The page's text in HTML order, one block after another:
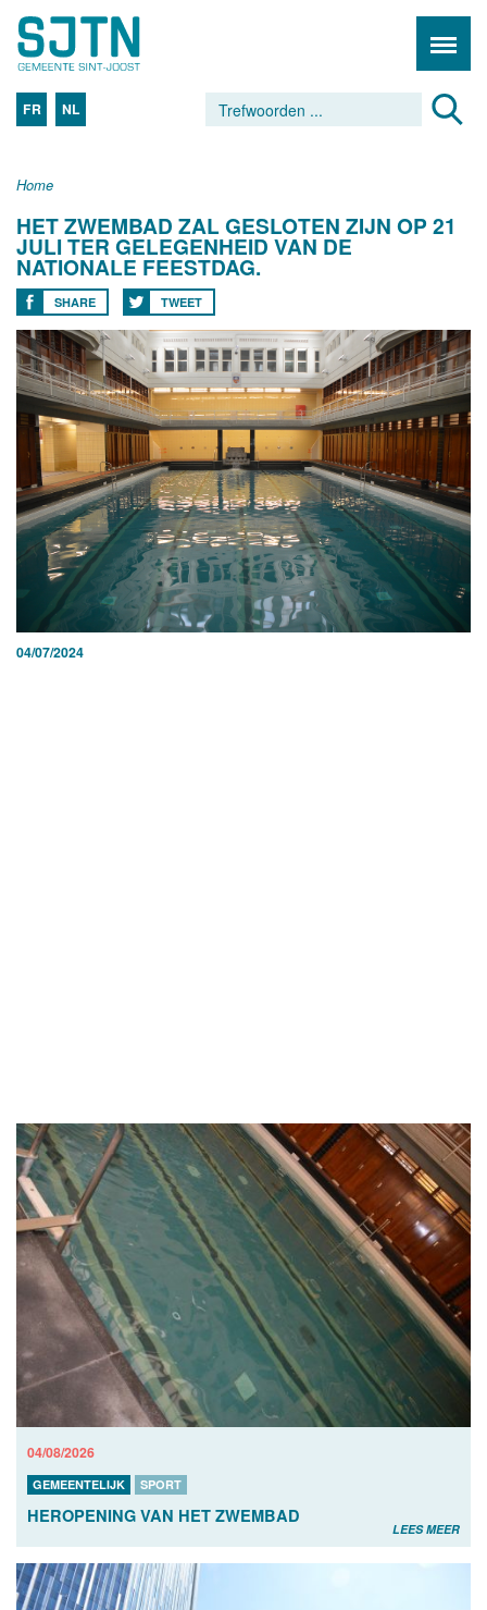
FR NL
Home
HET ZWEMBAD ZAL GESLOTEN ZIJN OP 21
JULI TER GELEGENHEID VAN DE
NATIONALE FEESTDAG.
SHARE TWEET
04/07/2024
04/08/2026
GEMEENTELIJK SPORT
HEROPENING VAN HET ZWEMBAD
LEES MEER